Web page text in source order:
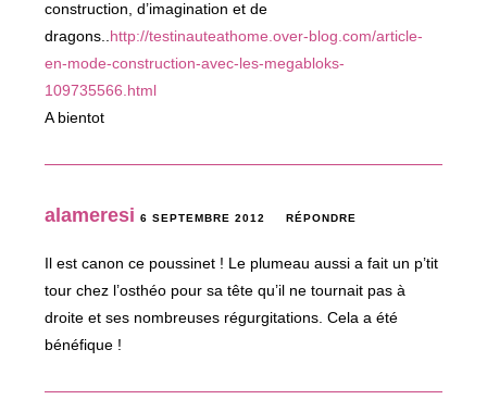
construction, d’imagination et de
dragons.. http://testinauteathome.over-blog.com/article-
en-mode-construction-avec-les-megabloks-
109735566.html
A bientot
alameresi 6 SEPTEMBRE 2012 RÉPONDRE
Il est canon ce poussinet ! Le plumeau aussi a fait un p’tit
tour chez l’osthéo pour sa tête qu’il ne tournait pas à
droite et ses nombreuses régurgitations. Cela a été
bénéfique !